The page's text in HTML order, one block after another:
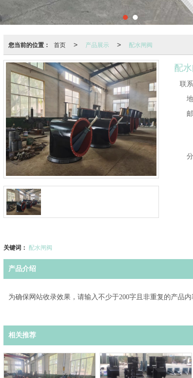
您当前的位置： 首页 > 产品展示 > 配水闸阀
配
联
关键词： 配水闸阀
产品介绍
为确保网站收录效果，请输入不少于200字且非重复的产品内
相关推荐